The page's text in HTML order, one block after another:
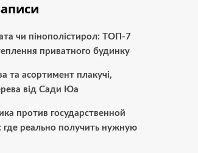
чи пінополістирол: ТОП-7
приватного будинку
та асортимент плакучі,
від Сади Юа
против государственной
где реально получить нужную